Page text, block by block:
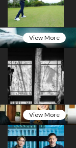
View More
View More